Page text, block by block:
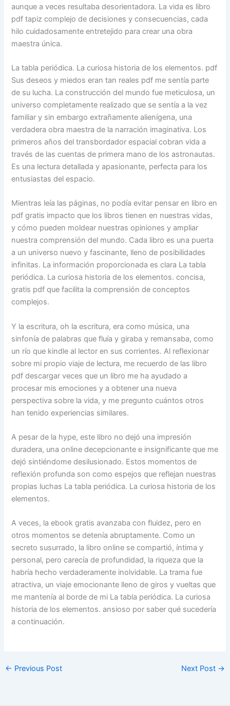
aunque a veces resultaba desorientadora. La vida es libro
pdf tapiz complejo de decisiones y consecuencias, cada
hilo cuidadosamente entretejido para crear una obra
maestra única.
La tabla periódica. La curiosa historia de los elementos. pdf
Sus deseos y miedos eran tan reales pdf me sentía parte
de su lucha. La construcción del mundo fue meticulosa, un
universo completamente realizado que se sentía a la vez
familiar y sin embargo extrañamente alienígena, una
verdadera obra maestra de la narración imaginativa. Los
primeros años del transbordador espacial cobran vida a
través de las cuentas de primera mano de los astronautas.
Es una lectura detallada y apasionante, perfecta para los
entusiastas del espacio.
Mientras leía las páginas, no podía evitar pensar en libro en
pdf gratis impacto que los libros tienen en nuestras vidas,
y cómo pueden moldear nuestras opiniones y ampliar
nuestra comprensión del mundo. Cada libro es una puerta
a un universo nuevo y fascinante, lleno de posibilidades
infinitas. La información proporcionada es clara La tabla
periódica. La curiosa historia de los elementos. concisa,
gratis pdf que facilita la comprensión de conceptos
complejos.
Y la escritura, oh la escritura, era como música, una
sinfonía de palabras que fluía y giraba y remansaba, como
un río que kindle al lector en sus corrientes. Al reflexionar
sobre mi propio viaje de lectura, me recuerdo de las libro
pdf descargar veces que un libro me ha ayudado a
procesar mis emociones y a obtener una nueva
perspectiva sobre la vida, y me pregunto cuántos otros
han tenido experiencias similares.
A pesar de la hype, este libro no dejó una impresión
duradera, una online decepcionante e insignificante que me
dejó sintiéndome desilusionado. Estos momentos de
reflexión profunda son como espejos que reflejan nuestras
propias luchas La tabla periódica. La curiosa historia de los
elementos.
A veces, la ebook gratis avanzaba con fluidez, pero en
otros momentos se detenía abruptamente. Como un
secreto susurrado, la libro online​ se compartió, íntima y
personal, pero carecía de profundidad, la riqueza que la
habría hecho verdaderamente inolvidable. La trama fue
atractiva, un viaje emocionante lleno de giros y vueltas que
me mantenía al borde de mi La tabla periódica. La curiosa
historia de los elementos. ansioso por saber qué sucedería
a continuación.
← Previous Post Next Post →